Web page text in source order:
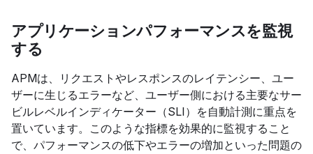
アプリケーションパフォーマンスを監視
する
APMは、リクエストやレスポンスのレイテンシー、ユー
ザーに生じるエラーなど、ユーザー側における主要なサー
ビルレベルインディケーター（SLI）を自動計測に重点を
置いています。このような指標を効果的に監視すること
で、パフォーマンスの低下やエラーの増加といった問題の